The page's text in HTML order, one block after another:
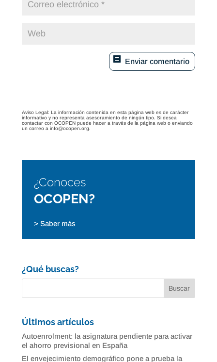
Enviar comentario
Aviso Legal: La información contenida en esta página web es de carácter
informativo y no representa asesoramiento de ningún tipo. Si desea
contactar con OCOPEN puede hacer a través de la página web o enviando
un correo a info@ocopen.org.
¿Conoces
OCOPEN?
> Saber más
¿Qué buscas?
Últimos artículos
Autoenrolment: la asignatura pendiente para activar
el ahorro previsional en España
El envejecimiento demográfico pone a prueba la